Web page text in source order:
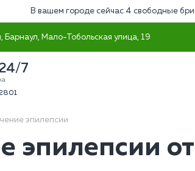
В вашем городе сейчас 4 свободные
Барнаул, Мало-Тобольская улица, 19
7
эпилепсии
эпилепсии